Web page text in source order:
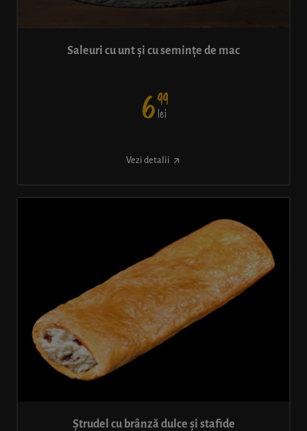
Saleuri cu unt și cu semințe de mac
699
lei
Vezi detalii
Ștrudel cu brânză dulce și stafide